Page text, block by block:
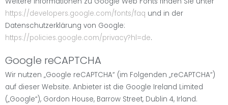
https://developers.google.com/fonts/faq und in der
Datenschutzerklärung von Google:
https://policies.google.com/privacy?hl=de.
Google reCAPTCHA
Wir nutzen „Google reCAPTCHA“ (im Folgenden „reCAPTCHA“)
auf dieser Website. Anbieter ist die Google Ireland Limited
(„Google“), Gordon House, Barrow Street, Dublin 4, Irland.